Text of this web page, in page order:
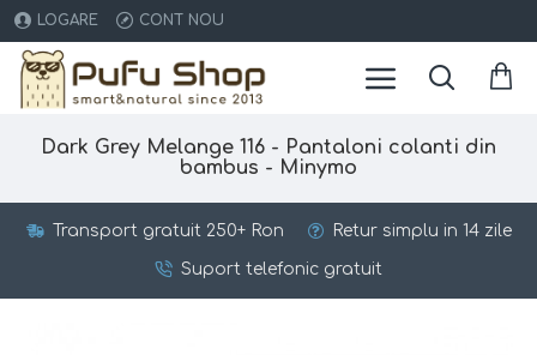
LOGARE CONT NOU
Dark Grey Melange 116 - Pantaloni colanti din
bambus - Minymo
Transport gratuit 250+ Ron Retur simplu in 14 zile
Suport telefonic gratuit